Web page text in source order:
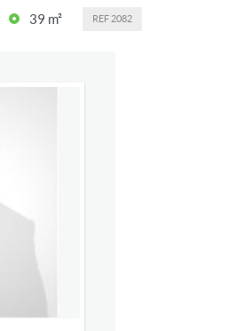
39 m² REF 2082